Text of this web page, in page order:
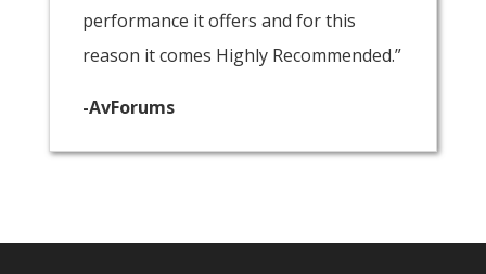
performance it offers and for this
reason it comes Highly Recommended.”
-AvForums